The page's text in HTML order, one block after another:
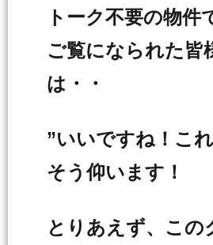
トーク不要の物
ご覧になられた皆
は・・
”いいですね！こ
そう仰います！
とりあえず、こ